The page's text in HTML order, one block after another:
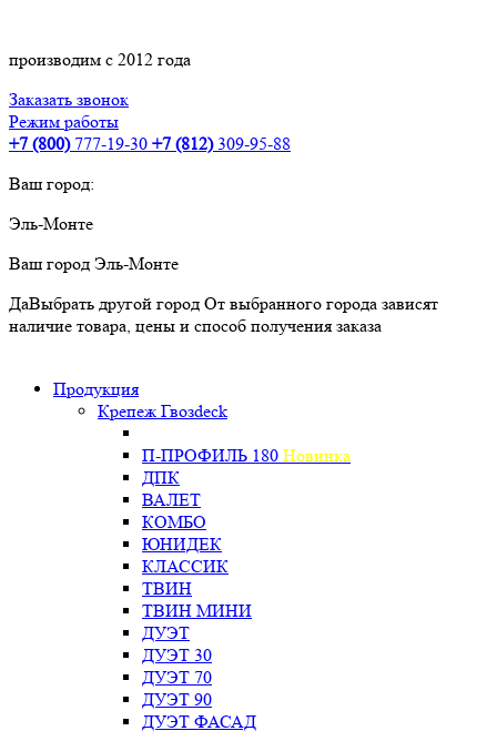
производим с 2012 года
Заказать звонок
Режим работы
+7 (800)777-19-30 +7 (812)309-95-88
Ваш город:
Эль-Монте
Ваш город Эль-Монте
ДаВыбрать другой город От выбранного города зависят
наличие товара, цены и способ получения заказа
Продукция
Крепеж Гвозdeck
П-ПРОФИЛЬ 180 Новинка
ДПК
ВАЛЕТ
КОМБО
ЮНИДЕК
КЛАССИК
ТВИН
ТВИН МИНИ
ДУЭТ
ДУЭТ 30
ДУЭТ 70
ДУЭТ 90
ДУЭТ ФАСАД